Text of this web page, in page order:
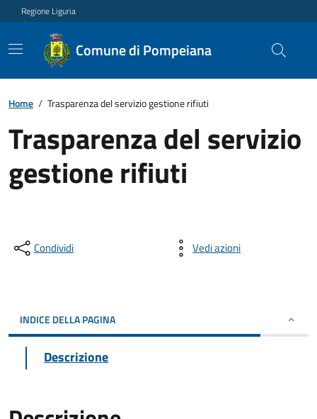
Regione Liguria
Comune di Pompeiana
Home / Trasparenza del servizio gestione rifiuti
Trasparenza del servizio
gestione rifiuti
Condividi Vedi azioni
INDICE DELLA PAGINA
Descrizione